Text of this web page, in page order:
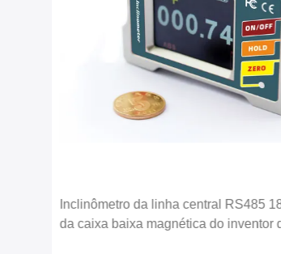
Inclinômetro da linha central RS485
da caixa baixa magnética do inventor